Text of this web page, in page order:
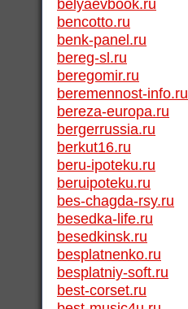
belyaevbook.ru
bencotto.ru
benk-panel.ru
bereg-sl.ru
beregomir.ru
beremennost-info.ru
bereza-europa.ru
bergerrussia.ru
berkut16.ru
beru-ipoteku.ru
beruipoteku.ru
bes-chagda-rsy.ru
besedka-life.ru
besedkinsk.ru
besplatnenko.ru
besplatniy-soft.ru
best-corset.ru